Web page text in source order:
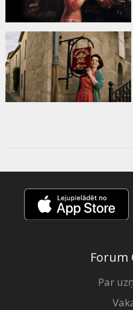
Forum
Par